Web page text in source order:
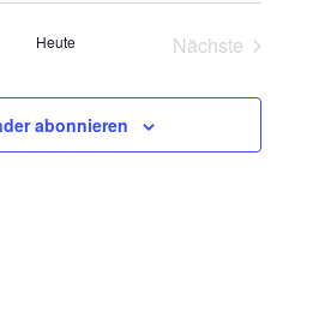
Heute
Nächste
abonnieren